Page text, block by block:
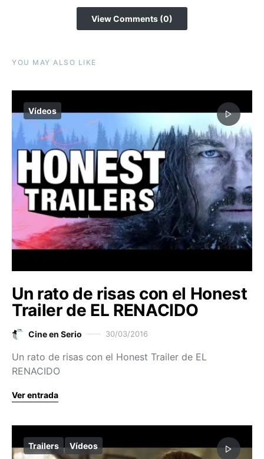
View Comments (0)
YOU MAY ALSO LIKE
Vídeos
Un rato de risas con el Honest
Trailer de EL RENACIDO
Cine en Serio 30/03/2016
Un rato de risas con el Honest Trailer de EL
RENACIDO
Ver entrada
Trailers Vídeos